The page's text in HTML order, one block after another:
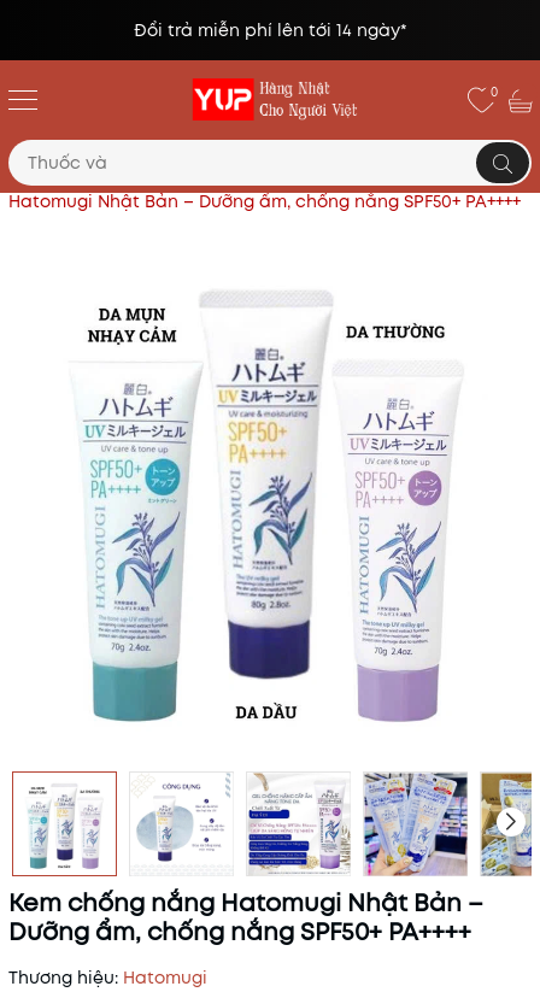
Đổi trả miễn phí lên tới 14 ngày*
0
Trang chủ Mỹ phẩm, làm đẹp
Kem chống nắng
Hatomugi Nhật Bản – Dưỡng ẩm, chống nắng SPF50+ PA++++
Kem chống nắng Hatomugi Nhật Bản –
Dưỡng ẩm, chống nắng SPF50+ PA++++
Thương hiệu: Hatomugi